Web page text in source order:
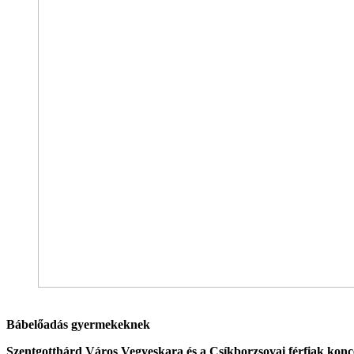
Bábelőadás gyermekeknek